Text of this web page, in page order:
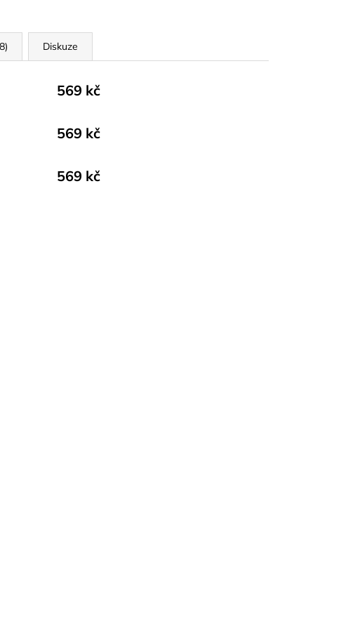
Diskuze
569 kč
569 kč
569 kč